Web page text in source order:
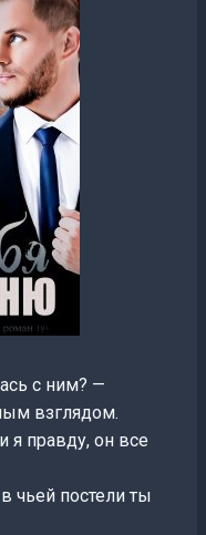
с ним? —
взглядом.
я правду, он все
чьей постели ты